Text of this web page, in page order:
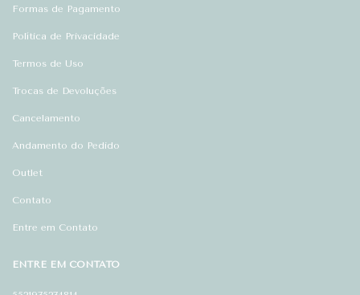
Formas de Pagamento
Política de Privacidade
Termos de Uso
Trocas de Devoluções
Cancelamento
Andamento do Pedido
Outlet
Contato
Entre em Contato
ENTRE EM CONTATO